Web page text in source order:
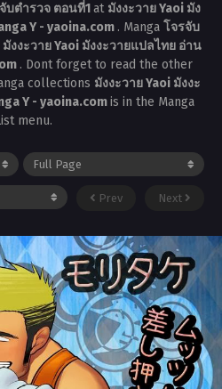
บตำรวจ ตอนที่1at มังงะวาย Yaoi มัง
Y - yaoina.com . Manga โจรจับ
มังงะวาย Yaoi มังงะวายแปลไทย อ่าน
. Dont forget to read the other
collections มังงะวาย Yaoi มังงะ
Y - yaoina.comis in the Manga
menu.
Prev Next